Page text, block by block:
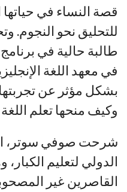
قصة النساء في حياتها
للتحليق نحو النجوم.
طالبة حالية في برنامج
في معهد اللغة
بشكل مؤثر عن
وكيف منحها تعلم
شرحت صوفي سوتر،
الدولي لتعليم
القاصرين غير